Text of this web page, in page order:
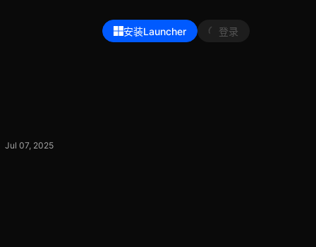
安装Launcher 登录
Jul 07, 2025